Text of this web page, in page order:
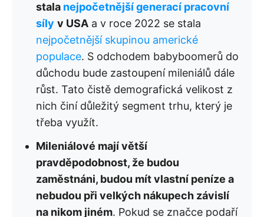
stala nejpočetnější generací pracovní
síly v USA a v roce 2022 se stala
nejpočetnější skupinou americké
populace. S odchodem babyboomerů do
důchodu bude zastoupení mileniálů dále
růst. Tato čistě demografická velikost z
nich činí důležitý segment trhu, který je
třeba využít.
Mileniálové mají větší
pravděpodobnost, že budou
zaměstnáni, budou mít vlastní peníze a
nebudou při velkých nákupech závislí
na nikom jiném. Pokud se značce podaří